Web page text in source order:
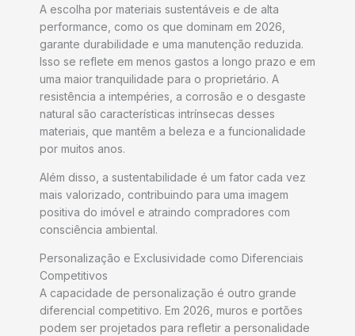
A escolha por materiais sustentáveis e de alta
performance, como os que dominam em 2026,
garante durabilidade e uma manutenção reduzida.
Isso se reflete em menos gastos a longo prazo e em
uma maior tranquilidade para o proprietário. A
resistência a intempéries, a corrosão e o desgaste
natural são características intrínsecas desses
materiais, que mantêm a beleza e a funcionalidade
por muitos anos.
Além disso, a sustentabilidade é um fator cada vez
mais valorizado, contribuindo para uma imagem
positiva do imóvel e atraindo compradores com
consciência ambiental.
Personalização e Exclusividade como Diferenciais
Competitivos
A capacidade de personalização é outro grande
diferencial competitivo. Em 2026, muros e portões
podem ser projetados para refletir a personalidade